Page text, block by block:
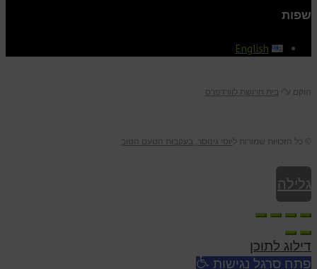
שפות
English
הוקם ע"י בית חרושת לוורדפרס
© כל הזכויות שמורות ליוסי גינוסר, בעקבות הטעם הטוב
גלילה
לראש
העמוד
דילוג לתוכן
פתח סרגל נגישות